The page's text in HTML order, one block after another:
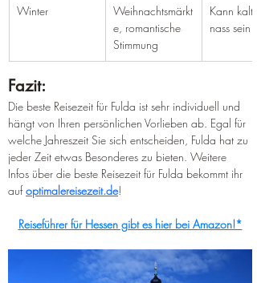
Winter
Weihnachtsmärkt
e, romantische
Stimmung
Kann kalt
nass sein
Fazit:
Die beste Reisezeit für Fulda ist sehr individuell und
hängt von Ihren persönlichen Vorlieben ab. Egal für
welche Jahreszeit Sie sich entscheiden, Fulda hat zu
jeder Zeit etwas Besonderes zu bieten. Weitere
Infos über die beste Reisezeit für Fulda bekommt ihr
auf optimalereisezeit.de!
Reiseführer für Hessen gibt es hier bei Amazon!*